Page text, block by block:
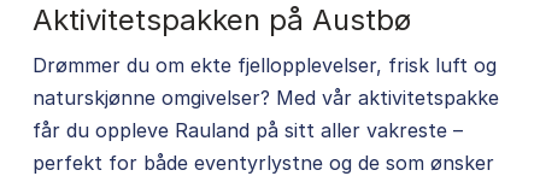
Aktivitetspakken på Austbø
Drømmer du om ekte fjellopplevelser, frisk luft og
naturskjønne omgivelser? Med vår aktivitetspakke
får du oppleve Rauland på sitt aller vakreste –
perfekt for både eventyrlystne og de som ønsker